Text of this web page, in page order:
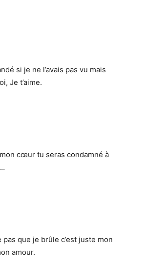
si je ne l’avais pas vu mais
Je t’aime.
cœur tu seras condamné à
que je brûle c’est juste mon
amour.